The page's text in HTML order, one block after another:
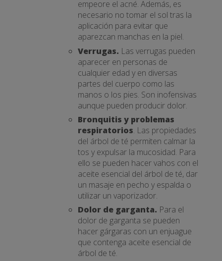
empeore el acné. Además, es
necesario no tomar el sol tras la
aplicación para evitar que
aparezcan manchas en la piel.
Verrugas. Las verrugas pueden
aparecer en personas de
cualquier edad y en diversas
partes del cuerpo como las
manos o los pies. Son inofensivas
aunque pueden producir dolor.
Bronquitis y problemas
respiratorios. Las propiedades
del árbol de té permiten calmar la
tos y expulsar la mucosidad. Para
ello se pueden hacer vahos con el
aceite esencial del árbol de té, dar
un masaje en pecho y espalda o
utilizar un vaporizador.
Dolor de garganta. Para el
dolor de garganta se pueden
hacer gárgaras con un enjuague
que contenga aceite esencial de
árbol de té.